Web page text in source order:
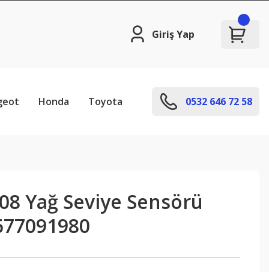
Giriş Yap
Honda Toyota 0532 646 72 58
Yağ Seviye Sensörü